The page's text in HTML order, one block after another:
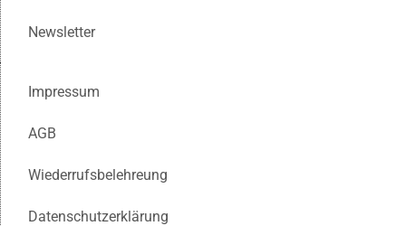
Newsletter
Impressum
AGB
Wiederrufsbelehreung
Datenschutzerklärung